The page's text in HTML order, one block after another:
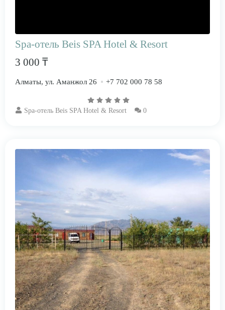
Spa-отель Beis SPA Hotel & Resort
3 000 ₸
Алматы, ул. Аманжол 26 +7 702 000 78 58
Spa-отель Beis SPA Hotel & Resort 0